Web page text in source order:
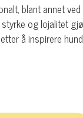
blant annet
og lojalitet
å inspirere